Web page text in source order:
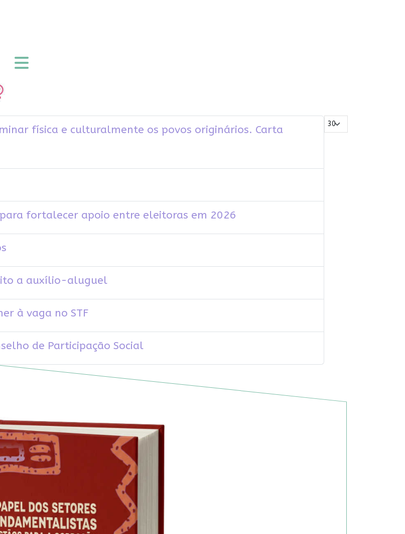
Mostrar #
física e culturalmente os povos originários. Carta
fortalecer apoio entre eleitoras em 2026
a auxílio-aluguel
à vaga no STF
de Participação Social